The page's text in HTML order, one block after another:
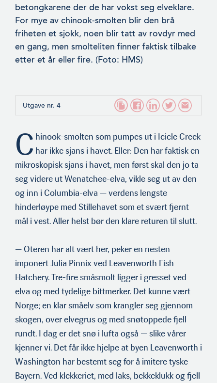
betongkarene der de har vokst seg elveklare.
For mye av chinook-smolten blir den brå
friheten et sjokk, noen blir tatt av rovdyr med
en gang, men smolteliten finner faktisk tilbake
etter et år eller fire. (Foto: HMS)
Utgave nr. 4
C hinook-smolten som pumpes ut i Icicle Creek
har ikke sjans i havet. Eller: Den har faktisk en
mikroskopisk sjans i havet, men først skal den jo ta
seg videre ut Wenatchee-elva, vikle seg ut av den
og inn i Columbia-elva — verdens lengste
hinderløype med Stillehavet som et svært fjernt
mål i vest. Aller helst bør den klare returen til slutt.
— Oteren har alt vært her, peker en nesten
imponert Julia Pinnix ved Leavenworth Fish
Hatchery. Tre-fire småsmolt ligger i gresset ved
elva og med tydelige bittmerker. Det kunne vært
Norge; en klar småelv som krangler seg gjennom
skogen, over elvegrus og med snøtoppede fjell
rundt. I dag er det snø i lufta også — slike vårer
kjenner vi. Det får ikke hjelpe at byen Leavenworth i
Washington har bestemt seg for å imitere tyske
Bayern. Ved klek­keriet, med laks, bekkeklukk og fjell